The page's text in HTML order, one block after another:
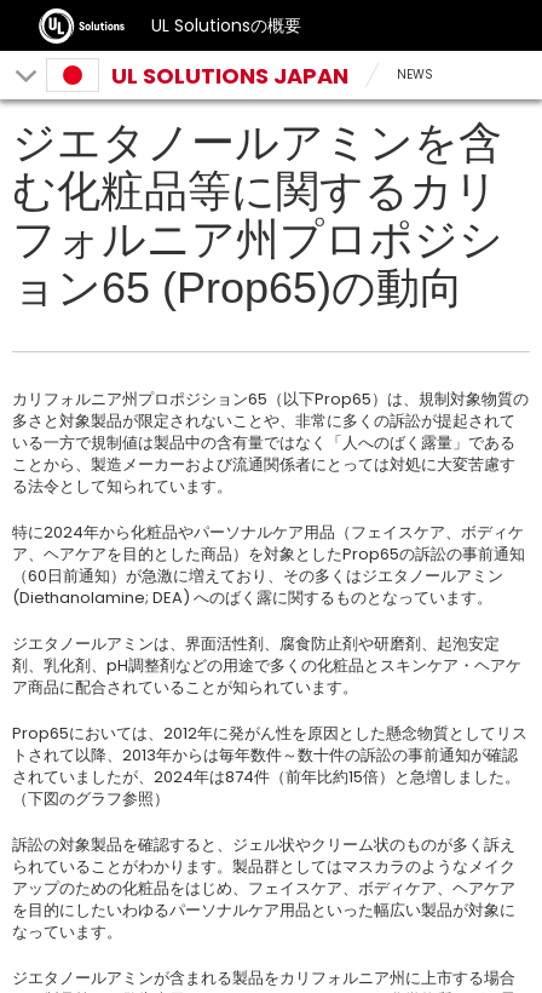
UL Solutionsの概要
UL SOLUTIONS JAPAN NEWS
ジエタノールアミンを含
む化粧品等に関するカリ
フォルニア州プロポジシ
ョン65 (Prop65)の動向
カリフォルニア州プロポジション65（以下Prop65）は、規制対象物質の
多さと対象製品が限定されないことや、非常に多くの訴訟が提起されて
いる一方で規制値は製品中の含有量ではなく「人へのばく露量」である
ことから、製造メーカーおよび流通関係者にとっては対処に大変苦慮す
る法令として知られています。
特に2024年から化粧品やパーソナルケア用品（フェイスケア、ボディケ
ア、ヘアケアを目的とした商品）を対象としたProp65の訴訟の事前通知
（60日前通知）が急激に増えており、その多くはジエタノールアミン
(Diethanolamine; DEA) へのばく露に関するものとなっています。
ジエタノールアミンは、界面活性剤、腐食防止剤や研磨剤、起泡安定
剤、乳化剤、pH調整剤などの用途で多くの化粧品とスキンケア・ヘアケ
ア商品に配合されていることが知られています。
Prop65においては、2012年に発がん性を原因とした懸念物質としてリス
トされて以降、2013年からは毎年数件～数十件の訴訟の事前通知が確認
されていましたが、2024年は874件（前年比約15倍）と急増しました。
（下図のグラフ参照）
訴訟の対象製品を確認すると、ジェル状やクリーム状のものが多く訴え
られていることがわかります。製品群としてはマスカラのようなメイク
アップのための化粧品をはじめ、フェイスケア、ボディケア、ヘアケア
を目的にしたいわゆるパーソナルケア用品といった幅広い製品が対象に
なっています。
ジエタノールアミンが含まれる製品をカリフォルニア州に上市する場合